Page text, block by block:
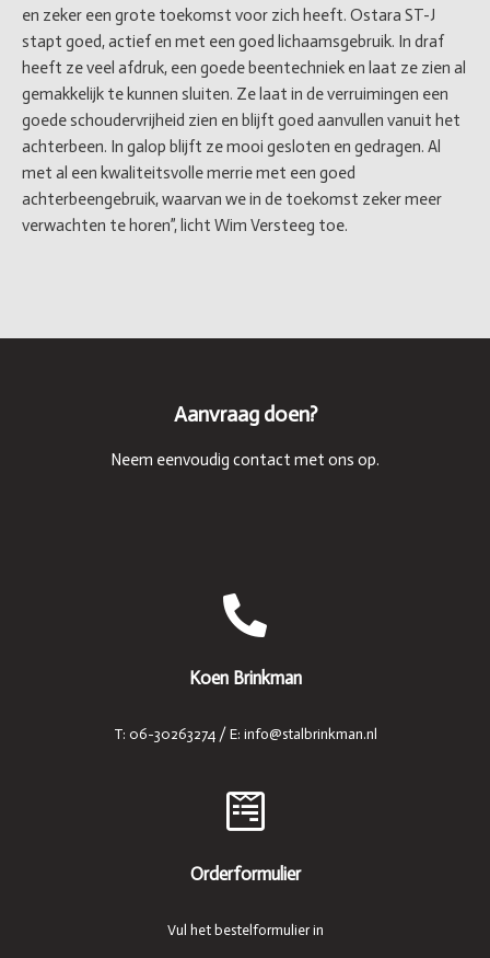
en zeker een grote toekomst voor zich heeft. Ostara ST-J
stapt goed, actief en met een goed lichaamsgebruik. In draf
heeft ze veel afdruk, een goede beentechniek en laat ze zien al
gemakkelijk te kunnen sluiten. Ze laat in de verruimingen een
goede schoudervrijheid zien en blijft goed aanvullen vanuit het
achterbeen. In galop blijft ze mooi gesloten en gedragen. Al
met al een kwaliteitsvolle merrie met een goed
achterbeengebruik, waarvan we in de toekomst zeker meer
verwachten te horen”, licht Wim Versteeg toe.
Aanvraag doen?
Neem eenvoudig contact met ons op.
Koen Brinkman
T: 06-30263274 / E: info@stalbrinkman.nl
Orderformulier
Vul het bestelformulier in